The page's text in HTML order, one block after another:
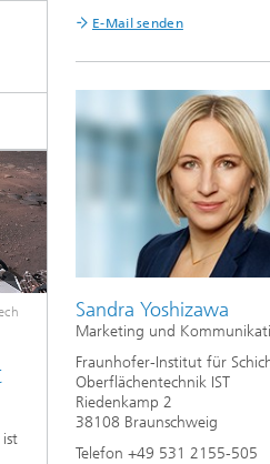
ist
E-Mail senden
Sandra Yoshizawa
Marketing und
Fraunhofer-Institut für
Oberflächentechnik IST
Riedenkamp 2
38108 Braunschweig
Telefon +49 531 2155-505